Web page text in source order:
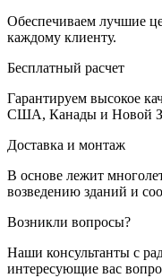
Обеспечиваем лучшие
каждому клиенту.
Бесплатный расчет
Гарантируем высокое
США, Канады и Новой
Доставка и монтаж
В основе лежит
возведению зданий и
Возникли вопросы?
Наши консультанты с
интересующие вас